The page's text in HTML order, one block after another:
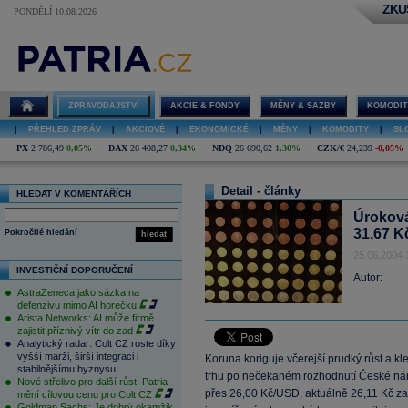
PONDĚLÍ 10.08.2026
ZPRAVODAJSTVÍ AKCIE & FONDY MĚNY & SAZBY
PŘEHLED ZPRÁV AKCIOVÉ EKONOMICKÉ MĚNY KOMODITY
PX 2 786,49 0,05% DAX 26 408,27 0,34% NDQ 26 690,62 1,30% CZK/€ 24,239 -0,05%
HLEDAT V KOMENTÁŘÍCH
hledat
Pokročilé hledání
INVESTIČNÍ DOPORUČENÍ
AstraZeneca jako sázka na
defenzivu mimo AI horečku
Arista Networks: AI může firmě
zajistit příznivý vítr do zad
Analytický radar: Colt CZ roste díky
vyšší marži, širší integraci i
stabilnějšímu byznysu
Nové střelivo pro další růst. Patria
mění cílovou cenu pro Colt CZ
Detail - články
31,67
25.06.2004
Autor:
Koruna koriguje včerejší prudký růst a
trhu po nečekaném rozhodnutí České
přes 26,00 Kč/USD, aktuálně 26,11 Kč